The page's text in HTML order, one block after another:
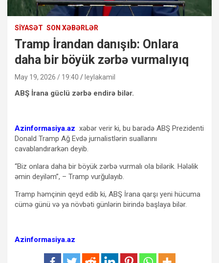
SIYASƏT SON XƏBƏRLƏR
Tramp İrandan danışıb: Onlara
daha bir böyük zərbə vurmalıyıq
May 19, 2026 / 19:40 leylakamil
ABŞ İrana güclü zərbə endirə bilər.
Azinformasiya.az xəbər verir ki, bu barədə ABŞ Prezidenti
Donald Tramp Ağ Evdə jurnalistlərin suallarını
cavablandırarkən deyib.
“Biz onlara daha bir böyük zərbə vurmalı ola bilərik. Hələlik
əmin deyiləm”, – Tramp vurğulayıb.
Tramp həmçinin qeyd edib ki, ABŞ İrana qarşı yeni hücuma
cümə günü və ya növbəti günlərin birində başlaya bilər.
Azinformasiya.az